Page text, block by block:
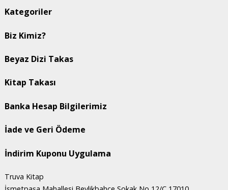
Kategoriler
Biz Kimiz?
Beyaz Dizi Takas
Kitap Takası
Banka Hesap Bilgilerimiz
İade ve Geri Ödeme
İndirim Kuponu Uygulama
Truva Kitap